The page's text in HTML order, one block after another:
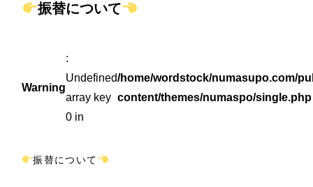
振替について
Warning
:
Undefined
array key
0 in
/home/wordstock/numasupo.com/
content/themes/numaspo/single.php
振替について